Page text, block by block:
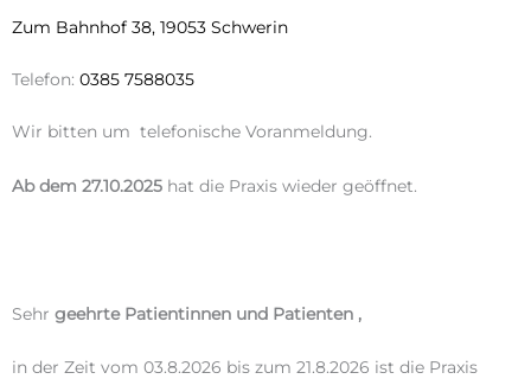
Zum Bahnhof 38, 19053 Schwerin
Telefon: 0385 7588035
Wir bitten um telefonische Voranmeldung.
Ab dem 27.10.2025 hat die Praxis wieder geöffnet.
Sehr geehrte Patientinnen und Patienten ,
in der Zeit vom 03.8.2026 bis zum 21.8.2026 ist die Praxis